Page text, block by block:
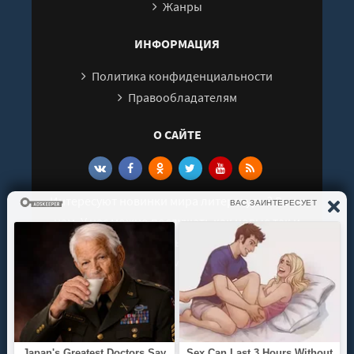
Жанры
ИНФОРМАЦИЯ
Политика конфиденциальности
Правообладателям
О САЙТЕ
Интересуют новинки мира литературы? Вам к
нам. У нас можно послушать как новые так и
старые аудиокниги. Выбрать и поделиться с
друзьями лучшими аудиокнигами!
© 2021 - 2026 kniga-audio.net. Все права